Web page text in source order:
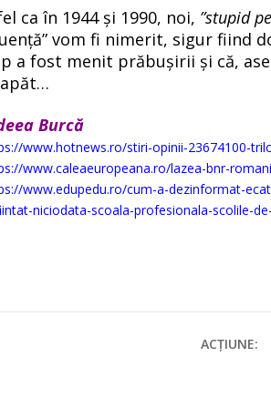
ca în 1944 și 1990, noi, ”stupid
vom fi nimerit, sigur fiind
a fost menit prăbușirii și că,
Burcă
www.hotnews.ro/stiri-opinii-23674100-
www.caleaeuropeana.ro/lazea-bnr-
www.edupedu.ro/cum-a-dezinformat-
niciodata-scoala-profesionala-scolile-
ACȚIUNE: